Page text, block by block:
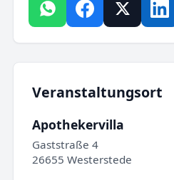
Veranstaltungsort
Apothekervilla
Gaststraße 4
26655 Westerstede